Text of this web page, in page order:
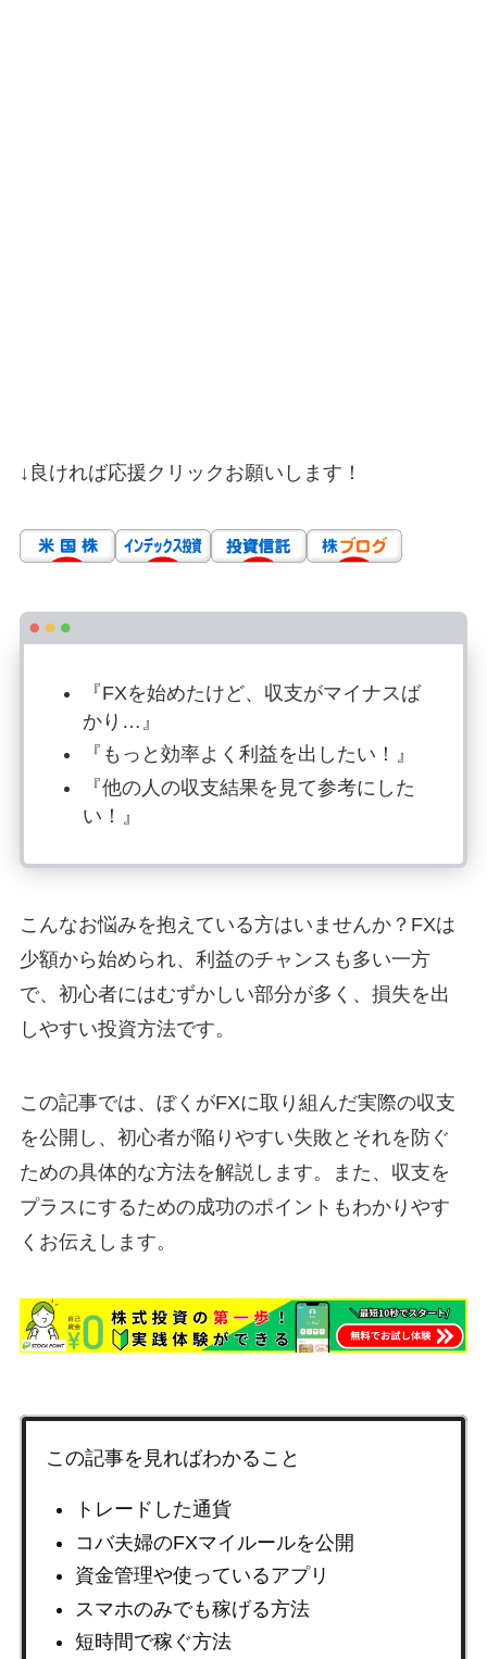
↓良ければ応援クリックお願いします！
『FXを始めたけど、収支がマイナスば
かり…』
『もっと効率よく利益を出したい！』
『他の人の収支結果を見て参考にした
い！』
こんなお悩みを抱えている方はいませんか？FXは
少額から始められ、利益のチャンスも多い一方
で、初心者にはむずかしい部分が多く、損失を出
しやすい投資方法です。
この記事では、ぼくがFXに取り組んだ実際の収支
を公開し、初心者が陥りやすい失敗とそれを防ぐ
ための具体的な方法を解説します。また、収支を
プラスにするための成功のポイントもわかりやす
くお伝えします。
この記事を見ればわかること
トレードした通貨
コバ夫婦のFXマイルールを公開
資金管理や使っているアプリ
スマホのみでも稼げる方法
短時間で稼ぐ方法